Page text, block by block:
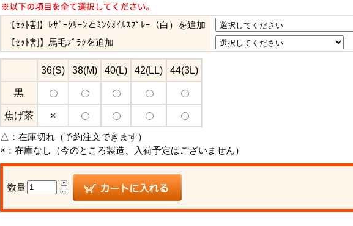
【ｾｯﾄ割】ﾚｻﾞｰｸﾘｰﾝとﾐﾝｸｵｲﾙｽﾌﾟﾚｰ（白）を追加
【ｾｯﾄ割】馬毛ﾌﾞﾗｼを追加
36(S) 38(M) 40(L) 42(LL) 44(3L)
黒
焦げ茶 ×
△： 在庫切れ（予約注文できます）
×： 在庫なし（今のところ製造、入荷予定はございません）
数量